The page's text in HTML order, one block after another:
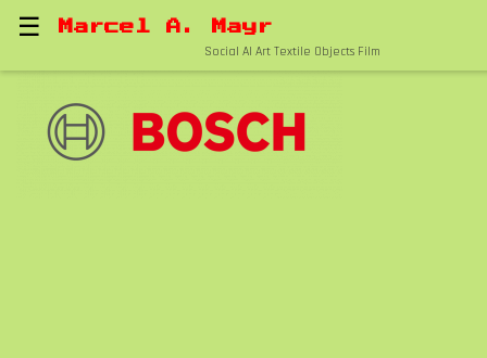
☰ Marcel A. Mayr
Social AI Art Textile Objects Film